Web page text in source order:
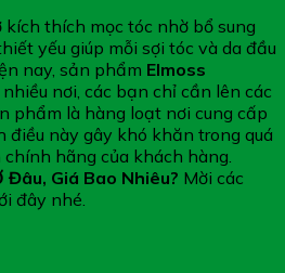
kích thích mọc tóc nhờ bổ sung
yếu giúp mỗi sợi tóc và da đầu
nay, sản phẩm Elmoss
nơi, các bạn chỉ cần lên các
phẩm là hàng loạt nơi cung cấp
điều này gây khó khăn trong quá
hãng của khách hàng.
Đâu, Giá Bao Nhiêu? Mời các
đây nhé.